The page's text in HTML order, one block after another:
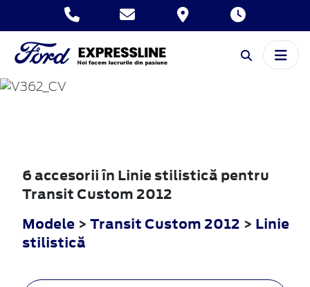
TRANSIT
CUSTOM
6 accesorii în Linie stilistică pentru
Transit Custom 2012
Modele > Transit Custom 2012 > Linie
stilistică